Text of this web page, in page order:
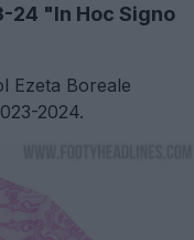
24 "In Hoc Signo
Ezeta Boreale
2024.